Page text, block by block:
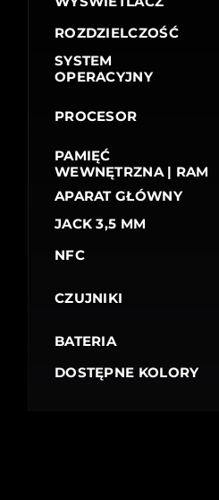
ROZDZIELCZOŚĆ
SYSTEM
OPERACYJNY
PROCESOR
PAMIĘĆ
WEWNĘTRZNA | RAM
APARAT GŁÓWNY
JACK 3,5 MM
NFC
CZUJNIKI
BATERIA
DOSTĘPNE KOLORY